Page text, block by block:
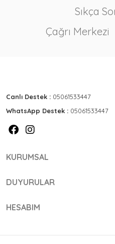
Sıkça
Çağrı Merkezi
Canlı Destek : 05061533447
WhatsApp Destek : 05061533447
KURUMSAL
DUYURULAR
HESABIM